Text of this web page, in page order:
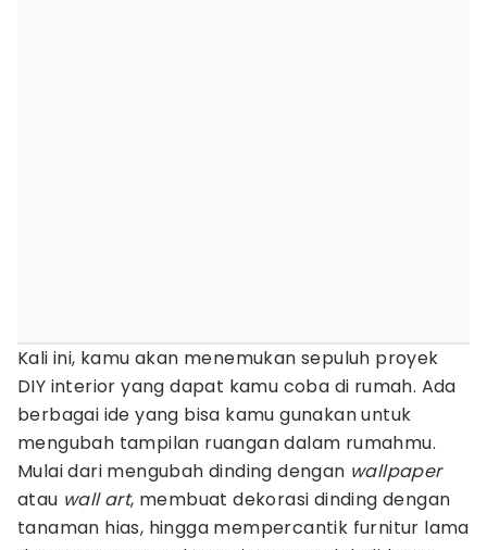
Kali ini, kamu akan menemukan sepuluh proyek
DIY interior yang dapat kamu coba di rumah. Ada
berbagai ide yang bisa kamu gunakan untuk
mengubah tampilan ruangan dalam rumahmu.
Mulai dari mengubah dinding dengan wallpaper
atau wall art, membuat dekorasi dinding dengan
tanaman hias, hingga mempercantik furnitur lama